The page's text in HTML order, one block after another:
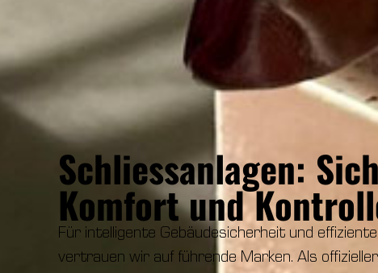
Schliessanlagen:
Komfort und
Für intelligente Gebäudesicherheit und
vertrauen wir auf führende Marken. Als